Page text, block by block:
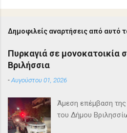
Δημοφιλείς αναρτήσεις από αυτό
Πυρκαγιά σε μονοκατοικία
Βριλήσσια
-Αυγούστου 01, 2026
Άμεση επέμβαση
του Δήμου